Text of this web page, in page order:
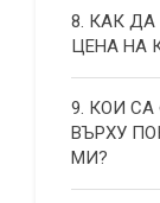
8. КАК
ЦЕНА НА
9. КОИ
ВЪРХУ
МИ?